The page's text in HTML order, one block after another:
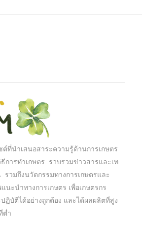
ต์ที่นำเสนอสาระความรู้ด้านการเกษตร
การทำเกษตร รวบรวมข่าวสารและเท
วมถึงนวัตกรรมทางการเกษตรและ
นะนำทางการเกษตร เพื่อเกษตรกร
ฏิบัตืได้อย่างถูกต้อง และได้ผลผลิตที่สูง
ต่ำ